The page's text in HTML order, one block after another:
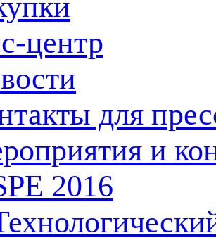
центр
для
и
2016